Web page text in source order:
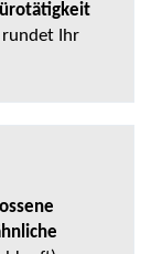
rundet Ihr